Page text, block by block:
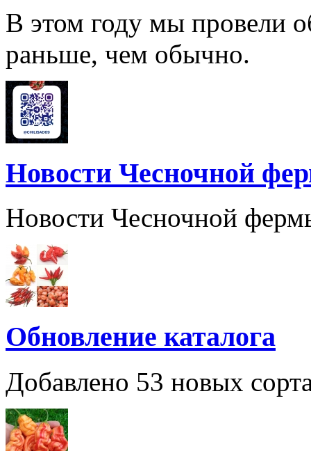
В этом году мы провели
раньше, чем обычно.
Новости Чесночной
Новости Чесночной
Обновление каталога
Добавлено 53 новых